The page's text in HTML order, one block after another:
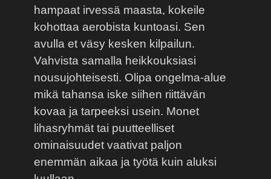
hampaat irvessä maasta, kokeile
kohottaa aerobista kuntoasi. Sen
avulla et väsy kesken kilpailun.
Vahvista samalla heikkouksiasi
nousujohteisesti. Olipa ongelma-alue
mikä tahansa iske siihen riittävän
kovaa ja tarpeeksi usein. Monet
lihasryhmät tai puutteelliset
ominaisuudet vaativat paljon
enemmän aikaa ja työtä kuin aluksi